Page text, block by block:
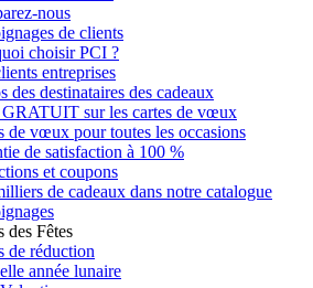
nous
de clients
choisir PCI ?
entreprises
des destinataires des cadeaux
sur les cartes de vœux
de vœux pour toutes les occasions
de satisfaction à 100 %
et coupons
de cadeaux dans notre catalogue
des Fêtes
de réduction
année lunaire